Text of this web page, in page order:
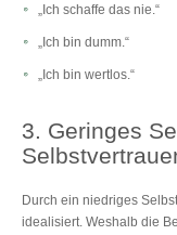
„Ich schaffe das nie.“
„Ich bin dumm.“
„Ich bin wertlos.“
3. Geringes
Durch ein niedriges
idealisiert. Weshalb die